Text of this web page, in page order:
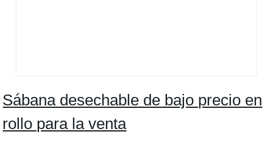
Sábana desechable de bajo precio en
rollo para la venta